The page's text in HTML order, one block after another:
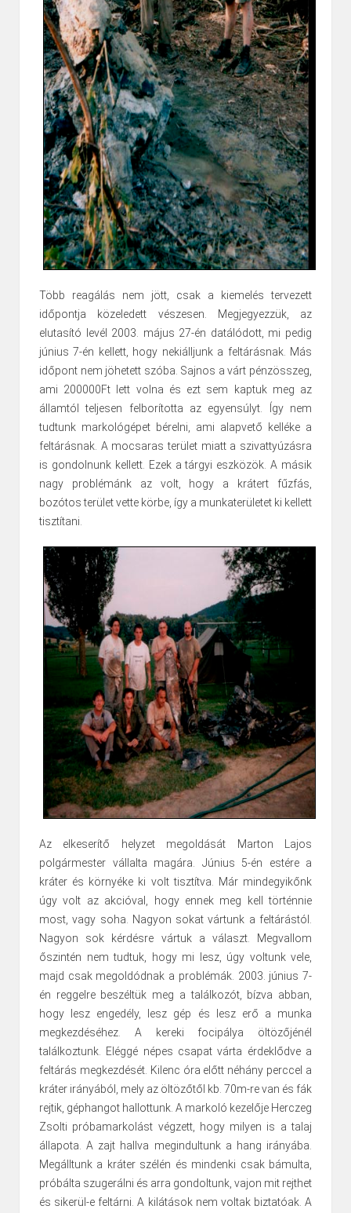
Több reagálás nem jött, csak a kiemelés tervezett
időpontja közeledett vészesen. Megjegyezzük, az
elutasító levél 2003. május 27-én datálódott, mi pedig
június 7-én kellett, hogy nekiálljunk a feltárásnak. Más
időpont nem jöhetett szóba. Sajnos a várt pénzösszeg,
ami 200000Ft lett volna és ezt sem kaptuk meg az
államtól teljesen felborította az egyensúlyt. Így nem
tudtunk markológépet bérelni, ami alapvető kelléke a
feltárásnak. A mocsaras terület miatt a szivattyúzásra
is gondolnunk kellett. Ezek a tárgyi eszközök. A másik
nagy problémánk az volt, hogy a krátert fűzfás,
bozótos terület vette körbe, így a munkaterületet ki kellett
tisztítani.
Az elkeserítő helyzet megoldását Marton Lajos
polgármester vállalta magára. Június 5-én estére a
kráter és környéke ki volt tisztítva. Már mindegyikőnk
úgy volt az akcióval, hogy ennek meg kell történnie
most, vagy soha. Nagyon sokat vártunk a feltárástól.
Nagyon sok kérdésre vártuk a választ. Megvallom
őszintén nem tudtuk, hogy mi lesz, úgy voltunk vele,
majd csak megoldódnak a problémák. 2003. június 7-
én reggelre beszéltük meg a találkozót, bízva abban,
hogy lesz engedély, lesz gép és lesz erő a munka
megkezdéséhez. A kereki focipálya öltözőjénél
találkoztunk. Eléggé népes csapat várta érdeklődve a
feltárás megkezdését. Kilenc óra előtt néhány perccel a
kráter irányából, mely az öltözőtől kb. 70m-re van és fák
rejtik, géphangot hallottunk. A markoló kezelője Herczeg
Zsolti próbamarkolást végzett, hogy milyen is a talaj
állapota. A zajt hallva megindultunk a hang irányába.
Megálltunk a kráter szélén és mindenki csak bámulta,
próbálta szugerálni és arra gondoltunk, vajon mit rejthet
és sikerül-e feltárni. A kilátások nem voltak biztatóak. A